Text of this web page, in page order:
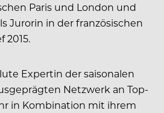
Paris und London und
Jurorin in der französischen
2015.
Expertin der saisonalen
Netzwerk an Top-
in Kombination mit ihrem